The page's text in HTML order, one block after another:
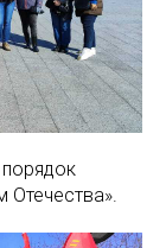
Отечества».